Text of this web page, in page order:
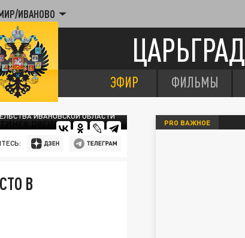
ИВАНОВО
ЦАРЬГРАД
ЭФИР ФИЛЬМЫ
ИВАНОВСКОЙ ОБЛАСТИ
В
PRO ВАЖНОЕ